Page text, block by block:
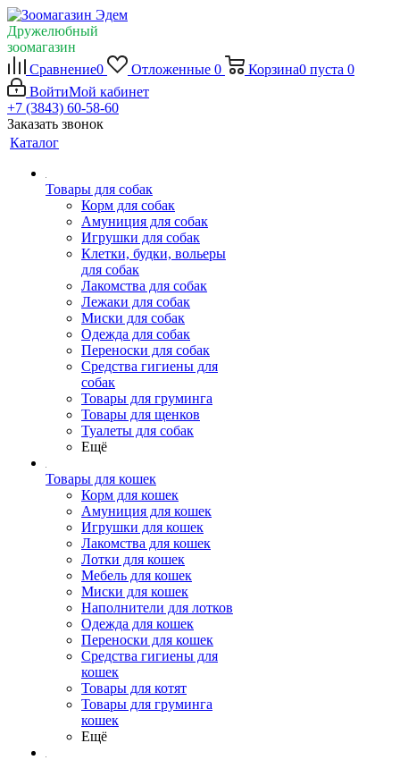
Дружелюбный
зоомагазин
Сравнение0 Отложенные 0 Корзина0 пуста 0
ВойтиМой кабинет
+7 (3843) 60-58-60
Заказать звонок
Каталог
Товары для собак
Корм для собак
Амуниция для собак
Игрушки для собак
Клетки, будки, вольеры
для собак
Лакомства для собак
Лежаки для собак
Миски для собак
Одежда для собак
Переноски для собак
Средства гигиены для
собак
Товары для груминга
Товары для щенков
Туалеты для собак
Ещё
Товары для кошек
Корм для кошек
Амуниция для кошек
Игрушки для кошек
Лакомства для кошек
Лотки для кошек
Мебель для кошек
Миски для кошек
Наполнители для лотков
Одежда для кошек
Переноски для кошек
Средства гигиены для
кошек
Товары для котят
Товары для груминга
кошек
Ещё